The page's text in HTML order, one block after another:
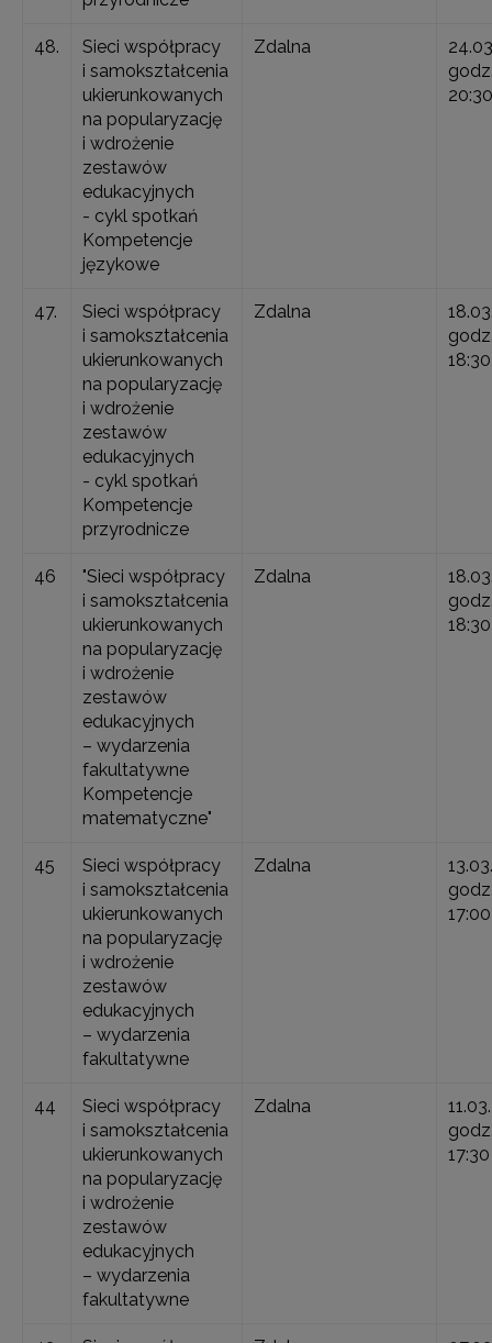
48.
Sieci współpracy
i samokształcenia
ukierunkowanych
na popularyzację
i wdrożenie
zestawów
edukacyjnych
- cykl spotkań
Kompetencje
językowe
Zdalna
20:30
47.
Sieci współpracy
i samokształcenia
ukierunkowanych
na popularyzację
i wdrożenie
zestawów
edukacyjnych
- cykl spotkań
Kompetencje
przyrodnicze
Zdalna
18:30
46
"Sieci współpracy
i samokształcenia
ukierunkowanych
na popularyzację
i wdrożenie
zestawów
edukacyjnych
– wydarzenia
fakultatywne
Kompetencje
matematyczne"
Zdalna
18:30
45
Sieci współpracy
i samokształcenia
ukierunkowanych
na popularyzację
i wdrożenie
zestawów
edukacyjnych
– wydarzenia
fakultatywne
Zdalna
17:00
44
Sieci współpracy
i samokształcenia
ukierunkowanych
na popularyzację
i wdrożenie
zestawów
edukacyjnych
– wydarzenia
fakultatywne
Zdalna
17:30